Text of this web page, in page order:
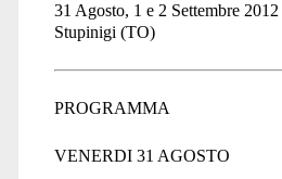
liberazione
31 Agosto, 1 e 2 Settembre 2012
Stupinigi (TO)
PROGRAMMA
VENERDI 31 AGOSTO